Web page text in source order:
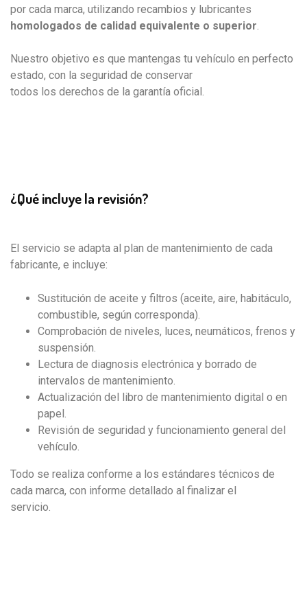
por cada marca, utilizando recambios y lubricantes
homologados de calidad equivalente o superior.
Nuestro objetivo es que mantengas tu vehículo en perfecto
estado, con la seguridad de conservar
todos los derechos de la garantía oficial.
¿Qué incluye la revisión?
El servicio se adapta al plan de mantenimiento de cada
fabricante, e incluye:
Sustitución de aceite y filtros (aceite, aire, habitáculo,
combustible, según corresponda).
Comprobación de niveles, luces, neumáticos, frenos y
suspensión.
Lectura de diagnosis electrónica y borrado de
intervalos de mantenimiento.
Actualización del libro de mantenimiento digital o en
papel.
Revisión de seguridad y funcionamiento general del
vehículo.
Todo se realiza conforme a los estándares técnicos de
cada marca, con informe detallado al finalizar el
servicio.